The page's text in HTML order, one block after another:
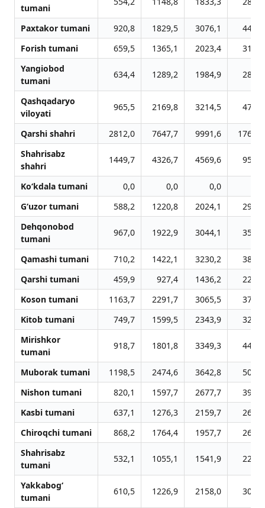
tumani
Paxtakor tumani 920,8 1829,5 3076,1
Forish tumani
659,5 1365,1 2023,4
Yangiobod
tumani
634,4 1289,2 1984,9
Qashqadaryo
viloyati
965,5 2169,8 3214,5
Qarshi shahri 2812,0 7647,7 9991,6
Shahrisabz
shahri
1449,7 4326,7 4569,6
Ko‘kdala tumani 0,0 0,0 0,0
G‘uzor tumani
588,2 1220,8 2024,1
Dehqonobod
tumani
967,0 1922,9 3044,1
Qamashi tumani 710,2 1422,1 3230,2
Qarshi tumani
459,9 927,4 1436,2
Koson tumani
1163,7 2291,7 3065,5
Kitob tumani
749,7 1599,5 2343,9
Mirishkor
tumani
918,7 1801,8 3349,3
Muborak tumani 1198,5 2474,6 3642,8
Nishon tumani
820,1 1597,7 2677,7
Kasbi tumani
637,1 1276,3 2159,7
Chiroqchi tumani
868,2 1764,4 1957,7
Shahrisabz
tumani
532,1 1055,1 1541,9
Yakkabog‘
tumani
610,5 1226,9 2158,0